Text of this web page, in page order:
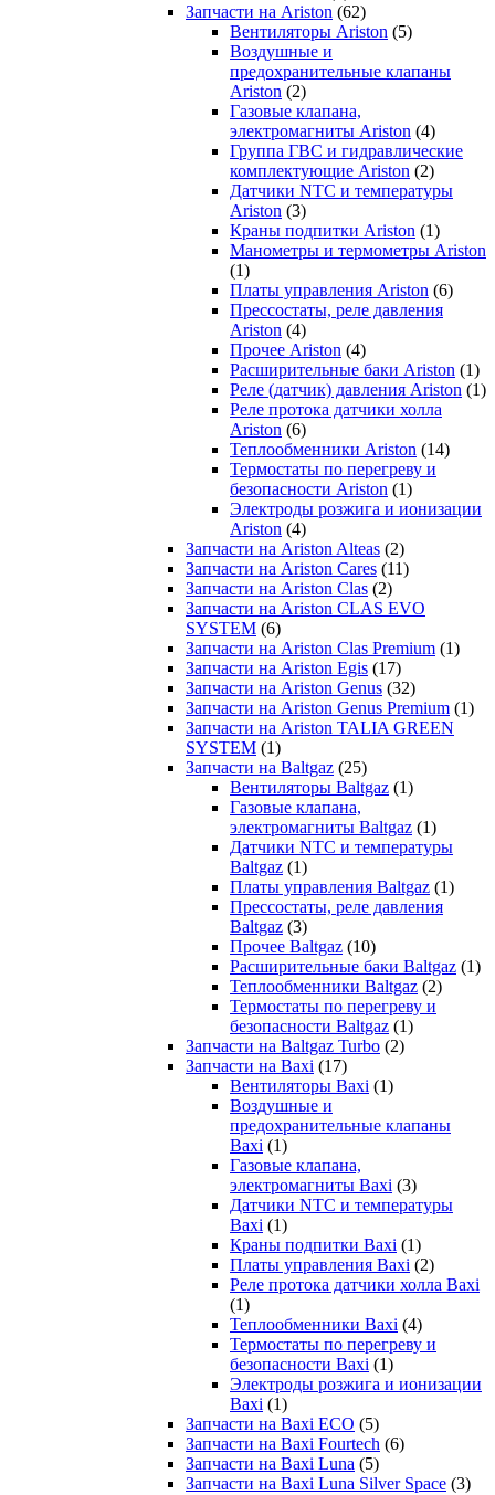
Запчасти на Ariston (62)
Вентиляторы Ariston (5)
Воздушные и
предохранительные клапаны
Ariston (2)
Газовые клапана,
электромагниты Ariston (4)
Группа ГВС и гидравлические
комплектующие Ariston (2)
Датчики NTC и температуры
Ariston (3)
Краны подпитки Ariston (1)
Манометры и термометры Ariston
(1)
Платы управления Ariston (6)
Прессостаты, реле давления
Ariston (4)
Прочее Ariston (4)
Расширительные баки Ariston (1)
Реле (датчик) давления Ariston (1)
Реле протока датчики холла
Ariston (6)
Теплообменники Ariston (14)
Термостаты по перегреву и
безопасности Ariston (1)
Электроды розжига и ионизации
Ariston (4)
Запчасти на Ariston Alteas (2)
Запчасти на Ariston Cares (11)
Запчасти на Ariston Clas (2)
Запчасти на Ariston CLAS EVO
SYSTEM (6)
Запчасти на Ariston Clas Premium (1)
Запчасти на Ariston Egis (17)
Запчасти на Ariston Genus (32)
Запчасти на Ariston Genus Premium (1)
Запчасти на Ariston TALIA GREEN
SYSTEM (1)
Запчасти на Baltgaz (25)
Вентиляторы Baltgaz (1)
Газовые клапана,
электромагниты Baltgaz (1)
Датчики NTC и температуры
Baltgaz (1)
Платы управления Baltgaz (1)
Прессостаты, реле давления
Baltgaz (3)
Прочее Baltgaz (10)
Расширительные баки Baltgaz (1)
Теплообменники Baltgaz (2)
Термостаты по перегреву и
безопасности Baltgaz (1)
Запчасти на Baltgaz Turbo (2)
Запчасти на Baxi (17)
Вентиляторы Baxi (1)
Воздушные и
предохранительные клапаны
Baxi (1)
Газовые клапана,
электромагниты Baxi (3)
Датчики NTC и температуры
Baxi (1)
Краны подпитки Baxi (1)
Платы управления Baxi (2)
Реле протока датчики холла Baxi
(1)
Теплообменники Baxi (4)
Термостаты по перегреву и
безопасности Baxi (1)
Электроды розжига и ионизации
Baxi (1)
Запчасти на Baxi ECO (5)
Запчасти на Baxi Fourtech (6)
Запчасти на Baxi Luna (5)
Запчасти на Baxi Luna Silver Space (3)